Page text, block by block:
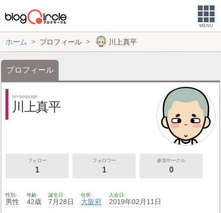
MENU
ホーム プロフィール 川上真平
プロフィール
sin-language
川上真平
フォロー
1
フォロワー
1
参加サークル
0
性別
男性
年齢
42歳
誕生日
7月28日
住所
大阪府
入会日
2019年02月11日